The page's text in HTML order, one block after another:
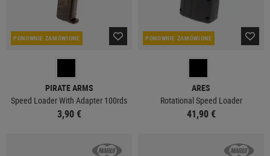
PONOWNIE ZAMÓWIONE
PIRATE ARMS
Speed Loader With Adapter 100rds
3,90 €
PONOWNIE ZAMÓWIONE
ARES
Rotational Speed Loader
41,90 €